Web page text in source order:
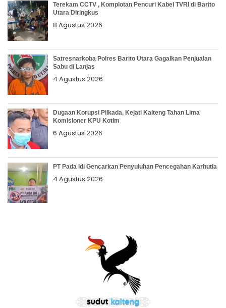
Terekam CCTV , Komplotan Pencuri Kabel TVRI di Barito
Utara Diringkus
8 Agustus 2026
Satresnarkoba Polres Barito Utara Gagalkan Penjualan
Sabu di Lanjas
4 Agustus 2026
Dugaan Korupsi Pilkada, Kejati Kalteng Tahan Lima
Komisioner KPU Kotim
6 Agustus 2026
PT Pada Idi Gencarkan Penyuluhan Pencegahan Karhutla
4 Agustus 2026